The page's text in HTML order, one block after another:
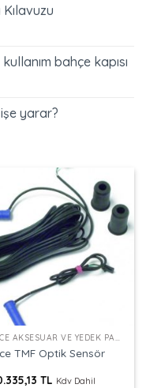
bahçe kapısı
işe yarar?
NICE AKSESUAR VE YEDEK PARÇALAR
TMF Optik Sensör
TL Kdv Dahil